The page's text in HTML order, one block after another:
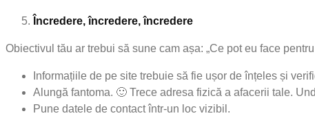
Încredere, încredere, încredere
Obiectivul tău ar trebui să sune cam așa: „Ce pot eu face
Informațiile de pe site trebuie să fie ușor de înțeles și
Alungă fantoma. 🙂 Trece adresa fizică a afacerii tale.
Pune datele de contact într-un loc vizibil.